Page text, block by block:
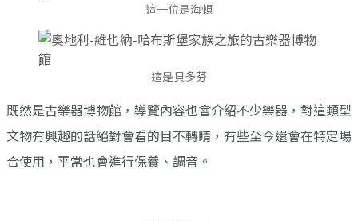
這一位是海頓
這是貝多芬
既然是古樂器博物館，導覽內容也會介紹不少樂器，對這類型
文物有興趣的話絕對會看的目不轉睛，有些至今還會在特定場
合使用，平常也會進行保養、調音。